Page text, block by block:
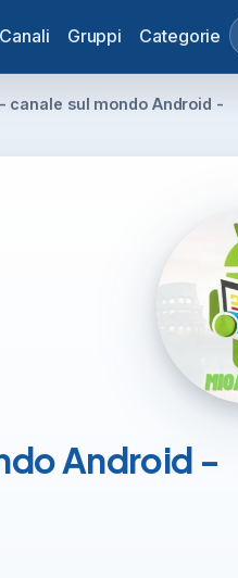
Canali Gruppi Categorie
canale sul mondo Android -
Android -